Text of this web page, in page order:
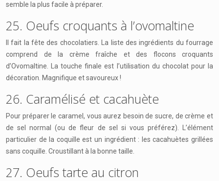
semble la plus facile à préparer.
25. Oeufs croquants à l’ovomaltine
Il fait la fête des chocolatiers. La liste des ingrédients du fourrage
comprend de la crème fraîche et des flocons croquants
d’Ovomaltine. La touche finale est l’utilisation du chocolat pour la
décoration. Magnifique et savoureux !
26. Caramélisé et cacahuète
Pour préparer le caramel, vous aurez besoin de sucre, de crème et
de sel normal (ou de fleur de sel si vous préférez). L’élément
particulier de la coquille est un ingrédient : les cacahuètes grillées
sans coquille. Croustillant à la bonne taille.
27. Oeufs tarte au citron